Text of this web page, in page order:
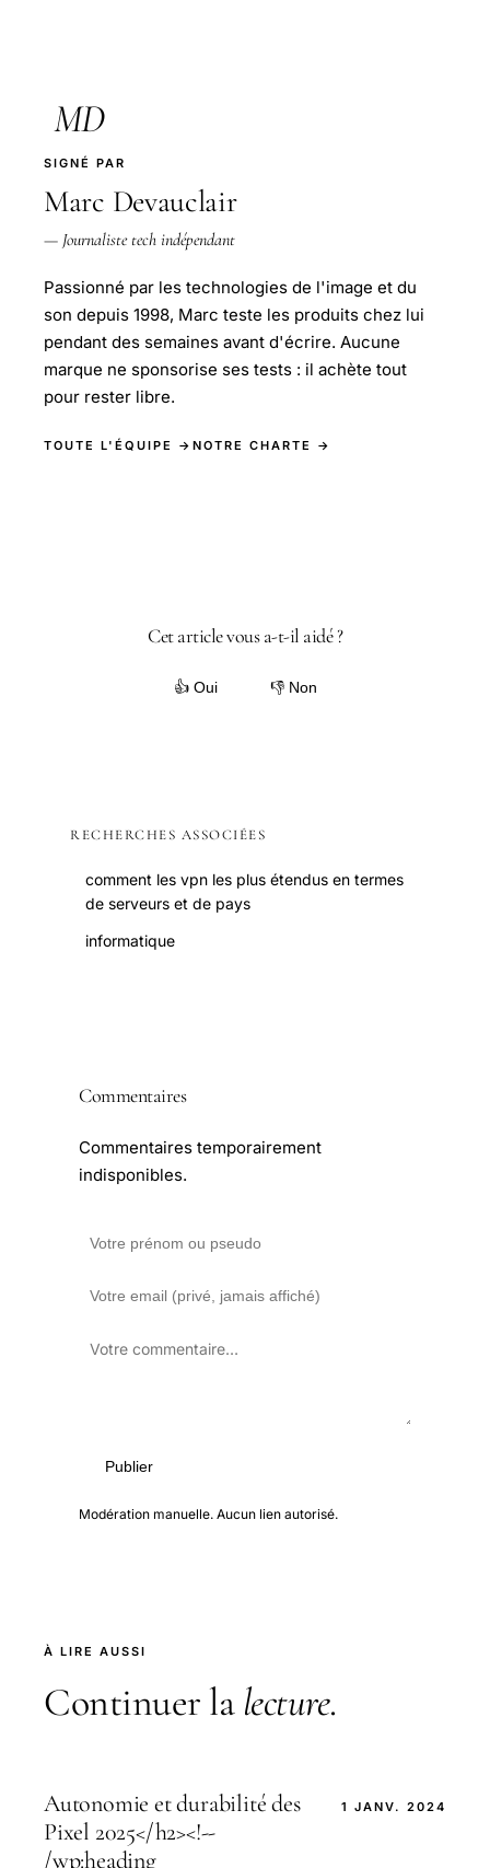
MD
SIGNÉ PAR
Marc Devauclair
— Journaliste tech indépendant
Passionné par les technologies de l'image et du
son depuis 1998, Marc teste les produits chez lui
pendant des semaines avant d'écrire. Aucune
marque ne sponsorise ses tests : il achète tout
pour rester libre.
TOUTE L'ÉQUIPE → NOTRE CHARTE →
Cet article vous a-t-il aidé ?
👍 Oui 👎 Non
RECHERCHES ASSOCIÉES
comment les vpn les plus étendus en termes
de serveurs et de pays
informatique
Commentaires
Commentaires temporairement
indisponibles.
Publier
Modération manuelle. Aucun lien autorisé.
À LIRE AUSSI
Continuer la lecture.
Autonomie et durabilité des
Pixel 2025</h2><!--
/wp:heading
1 JANV. 2024